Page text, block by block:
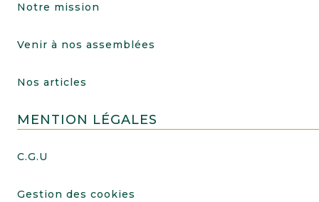
Notre mission
Venir à nos assemblées
Nos articles
MENTION LÉGALES
C.G.U
Gestion des cookies